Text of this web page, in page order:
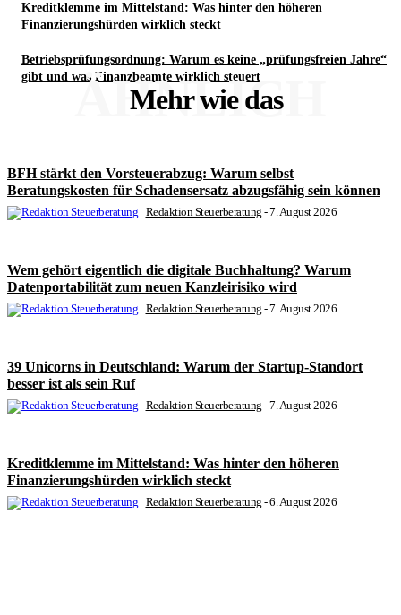
Kreditklemme im Mittelstand: Was hinter den höheren
Finanzierungshürden wirklich steckt
Betriebsprüfungsordnung: Warum es keine „prüfungsfreien Jahre“
gibt und was Finanzbeamte wirklich steuert
Mehr wie das
ÄHNLICH
BFH stärkt den Vorsteuerabzug: Warum selbst
Beratungskosten für Schadensersatz abzugsfähig sein können
Redaktion Steuerberatung -7. August 2026
Wem gehört eigentlich die digitale Buchhaltung? Warum
Datenportabilität zum neuen Kanzleirisiko wird
Redaktion Steuerberatung -7. August 2026
39 Unicorns in Deutschland: Warum der Startup-Standort
besser ist als sein Ruf
Redaktion Steuerberatung -7. August 2026
Kreditklemme im Mittelstand: Was hinter den höheren
Finanzierungshürden wirklich steckt
Redaktion Steuerberatung -6. August 2026